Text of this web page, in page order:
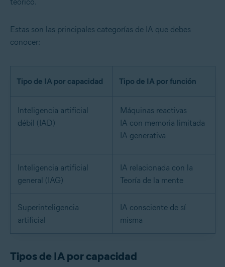
Estas son las principales categorías de IA que debes
conocer:
Tipo de IA por capacidad Tipo de IA por función
Inteligencia artificial
débil (IAD)
Máquinas reactivas
IA con memoria limitada
IA generativa
Inteligencia artificial
general (IAG)
IA relacionada con la
Teoría de la mente
Superinteligencia
artificial
IA consciente de sí
misma
Tipos de IA por capacidad